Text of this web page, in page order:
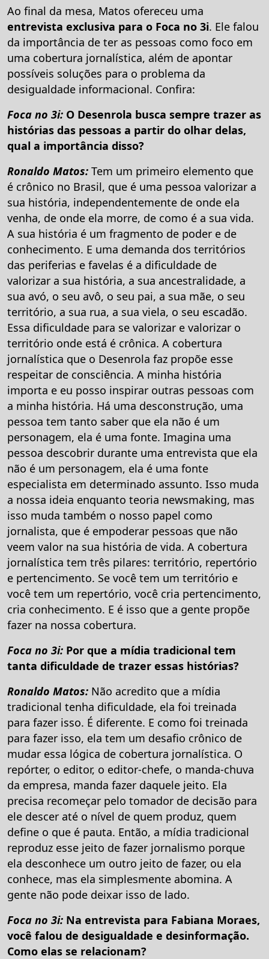
Ao final da mesa, Matos ofereceu uma
entrevista exclusiva para o Foca no 3i. Ele falou
da importância de ter as pessoas como foco em
uma cobertura jornalística, além de apontar
possíveis soluções para o problema da
desigualdade informacional. Confira:
Foca no 3i: O Desenrola busca sempre trazer as
histórias das pessoas a partir do olhar delas,
qual a importância disso?
Ronaldo Matos: Tem um primeiro elemento que
é crônico no Brasil, que é uma pessoa valorizar a
sua história, independentemente de onde ela
venha, de onde ela morre, de como é a sua vida.
A sua história é um fragmento de poder e de
conhecimento. E uma demanda dos territórios
das periferias e favelas é a dificuldade de
valorizar a sua história, a sua ancestralidade, a
sua avó, o seu avô, o seu pai, a sua mãe, o seu
território, a sua rua, a sua viela, o seu escadão.
Essa dificuldade para se valorizar e valorizar o
território onde está é crônica. A cobertura
jornalística que o Desenrola faz propõe esse
respeitar de consciência. A minha história
importa e eu posso inspirar outras pessoas com
a minha história. Há uma desconstrução, uma
pessoa tem tanto saber que ela não é um
personagem, ela é uma fonte. Imagina uma
pessoa descobrir durante uma entrevista que ela
não é um personagem, ela é uma fonte
especialista em determinado assunto. Isso muda
a nossa ideia enquanto teoria newsmaking, mas
isso muda também o nosso papel como
jornalista, que é empoderar pessoas que não
veem valor na sua história de vida. A cobertura
jornalística tem três pilares: território, repertório
e pertencimento. Se você tem um território e
você tem um repertório, você cria pertencimento,
cria conhecimento. E é isso que a gente propõe
fazer na nossa cobertura.
Foca no 3i: Por que a mídia tradicional tem
tanta dificuldade de trazer essas histórias?
Ronaldo Matos: Não acredito que a mídia
tradicional tenha dificuldade, ela foi treinada
para fazer isso. É diferente. E como foi treinada
para fazer isso, ela tem um desafio crônico de
mudar essa lógica de cobertura jornalística. O
repórter, o editor, o editor-chefe, o manda-chuva
da empresa, manda fazer daquele jeito. Ela
precisa recomeçar pelo tomador de decisão para
ele descer até o nível de quem produz, quem
define o que é pauta. Então, a mídia tradicional
reproduz esse jeito de fazer jornalismo porque
ela desconhece um outro jeito de fazer, ou ela
conhece, mas ela simplesmente abomina. A
gente não pode deixar isso de lado.
Foca no 3i: Na entrevista para Fabiana Moraes,
você falou de desigualdade e desinformação.
Como elas se relacionam?